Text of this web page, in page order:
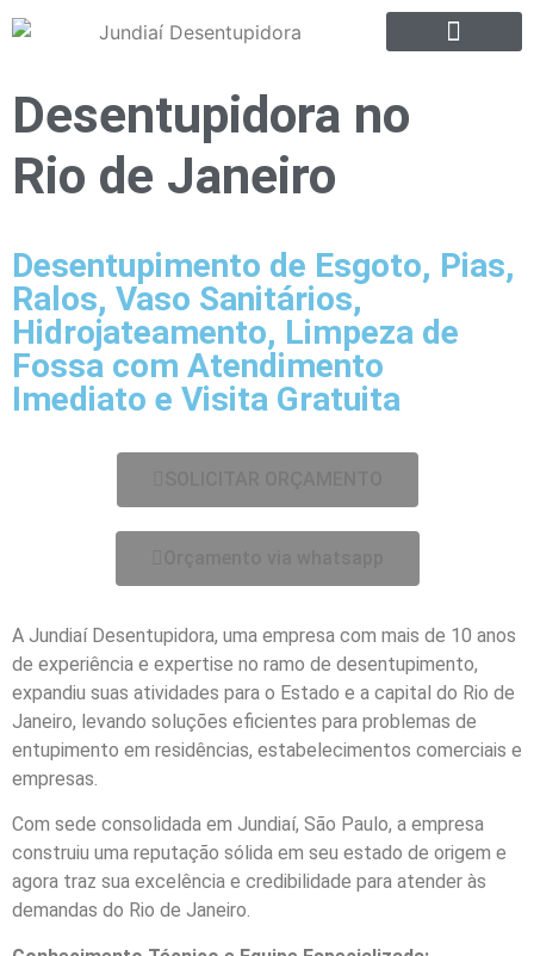
Desentupidora no
Rio de Janeiro
Desentupimento de Esgoto, Pias,
Ralos, Vaso Sanitários,
Hidrojateamento, Limpeza de
Fossa com Atendimento
Imediato e Visita Gratuita
A Jundiaí Desentupidora, uma empresa com mais de 10 anos
de experiência e expertise no ramo de desentupimento,
expandiu suas atividades para o Estado e a capital do Rio de
Janeiro, levando soluções eficientes para problemas de
entupimento em residências, estabelecimentos comerciais e
empresas.
Com sede consolidada em Jundiaí, São Paulo, a empresa
construiu uma reputação sólida em seu estado de origem e
agora traz sua excelência e credibilidade para atender às
demandas do Rio de Janeiro.